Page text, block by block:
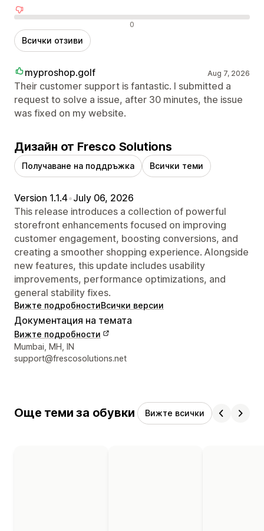
Отрицателни отзиви 0
Всички отзиви
myproshop.golf Aug 7, 2026
Their customer support is fantastic. I submitted a
request to solve a issue, after 30 minutes, the issue
was fixed on my website.
Дизайн от Fresco Solutions
Получаване на поддръжка Всички теми
Version 1.1.4•July 06, 2026
This release introduces a collection of powerful
storefront enhancements focused on improving
customer engagement, boosting conversions, and
creating a smoother shopping experience. Alongside
new features, this update includes usability
improvements, performance optimizations, and
general stability fixes.
Вижте подробностиВсички версии
Документация на темата
Вижте подробности
Данни за връзка с дизайнера
Mumbai, MH, IN
support@frescosolutions.net
Още теми за обувки Вижте всички